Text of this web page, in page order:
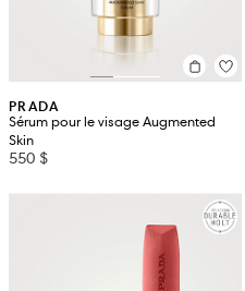
PRADA
Sérum pour le visage Augmented
Skin
550 $